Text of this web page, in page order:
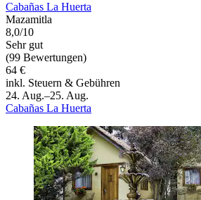
Cabañas La Huerta
Mazamitla
8,0/10
Sehr gut
(99 Bewertungen)
64 €
inkl. Steuern & Gebühren
24. Aug.–25. Aug.
Cabañas La Huerta